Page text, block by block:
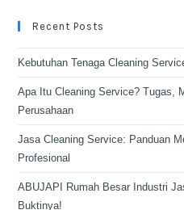
Recent Posts
Kebutuhan Tenaga Cleaning
Apa Itu Cleaning Service? Tugas,
Perusahaan
Jasa Cleaning Service: Panduan
Profesional
ABUJAPI Rumah Besar Industri
Buktinya!